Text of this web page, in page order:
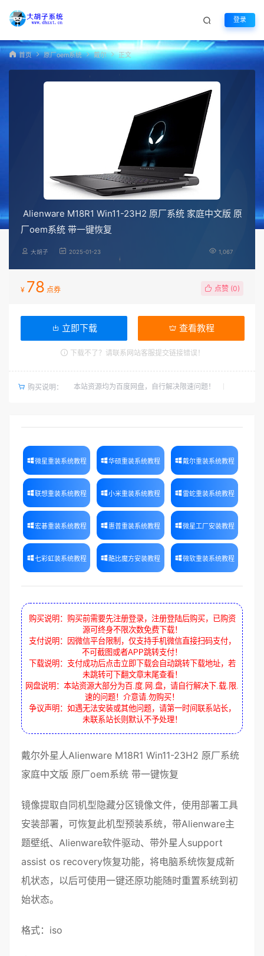
登录
首页 原厂oem系统 戴尔 正文
Alienware M18R1 Win11-23H2 原厂系统 家庭中文版 原
厂oem系统 带一键恢复
大胡子 2025-01-23 1,067
¥ 78 点券 点赞 (0)
立即下载 查看教程
下载不了？请联系网站客服提交链接错误！
购买说明： 本站资源均为百度网盘，自行解决限速问题！
微星重装系统教程 华硕重装系统教程 戴尔重装系统教程
联想重装系统教程 小米重装系统教程 雷蛇重装系统教程
宏碁重装系统教程 惠普重装系统教程 微星工厂安装教程
七彩虹装系统教程 酷比魔方安装教程 微软重装系统教程
购买说明：购买前需要先注册登录，注册登陆后购买，已购资
源可终身不限次数免费下载！
支付说明：因微信平台限制，仅支持手机微信直接扫码支付，
不可截图或者APP跳转支付！
下载说明：支付成功后点击立即下载会自动跳转下载地址，若
未跳转可下翻文章末尾查看！
网盘说明：本站资源大部分为百.度.网.盘，请自行解决下.载.限.
速的问题！介意请.勿购买！
争议声明：如遇无法安装或其他问题，请第一时间联系站长，
未联系站长则默认不予处理！
戴尔外星人Alienware M18R1 Win11-23H2 原厂系统
家庭中文版 原厂oem系统 带一键恢复
镜像提取自同机型隐藏分区镜像文件，使用部署工具
安装部署，可恢复此机型预装系统，带Alienware主
题壁纸、Alienware软件驱动、带外星人support
assist os recovery恢复功能，将电脑系统恢复成新
机状态，以后可使用一键还原功能随时重置系统到初
始状态。
格式： iso